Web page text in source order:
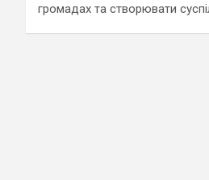
громадах та створювати